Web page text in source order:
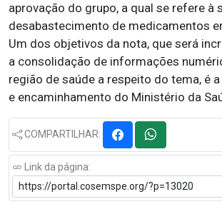
aprovação do grupo, a qual se refere à
desabastecimento de medicamentos
Um dos objetivos da nota, que será
a consolidação de informações
região de saúde a respeito do tema, é
e encaminhamento do Ministério da
COMPARTILHAR:
Link da página: